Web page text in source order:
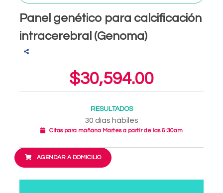
Panel genético para calcificación
intracerebral (Genoma)
$30,594.00
RESULTADOS
30 días hábiles
Citas para mañana Martes a partir de las 6:30am
AGENDAR A DOMICILIO